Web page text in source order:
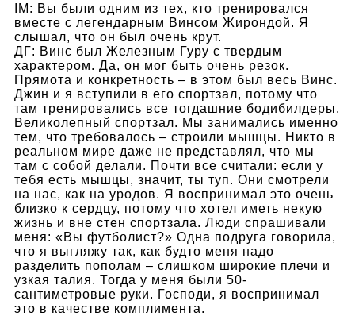
IM: Вы были одним из тех, кто тренировался
вместе с легендарным Винсом Жирондой. Я
слышал, что он был очень крут.
ДГ: Винс был Железным Гуру с твердым
характером. Да, он мог быть очень резок.
Прямота и конкретность – в этом был весь Винс.
Джин и я вступили в его спортзал, потому что
там тренировались все тогдашние бодибилдеры.
Великолепный спортзал. Мы занимались именно
тем, что требовалось – строили мышцы. Никто в
реальном мире даже не представлял, что мы
там с собой делали. Почти все считали: если у
тебя есть мышцы, значит, ты туп. Они смотрели
на нас, как на уродов. Я воспринимал это очень
близко к сердцу, потому что хотел иметь некую
жизнь и вне стен спортзала. Люди спрашивали
меня: «Вы футболист?» Одна подруга говорила,
что я выгляжу так, как будто меня надо
разделить пополам – слишком широкие плечи и
узкая талия. Тогда у меня были 50-
сантиметровые руки. Господи, я воспринимал
это в качестве комплимента.